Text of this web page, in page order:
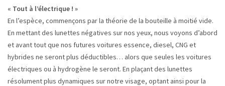
« Tout à l’électrique ! »
En l’espèce, commençons par la théorie de la bouteille à moitié vide.
En mettant des lunettes négatives sur nos yeux, nous voyons d’abord
et avant tout que nos futures voitures essence, diesel, CNG et
hybrides ne seront plus déductibles… alors que seules les voitures
électriques ou à hydrogène le seront. En plaçant des lunettes
résolument plus dynamiques sur notre visage, optant ainsi pour la